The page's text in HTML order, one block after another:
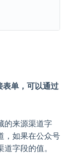
单，可以通过
的来源渠道字
，如果在公众号
字段的值。